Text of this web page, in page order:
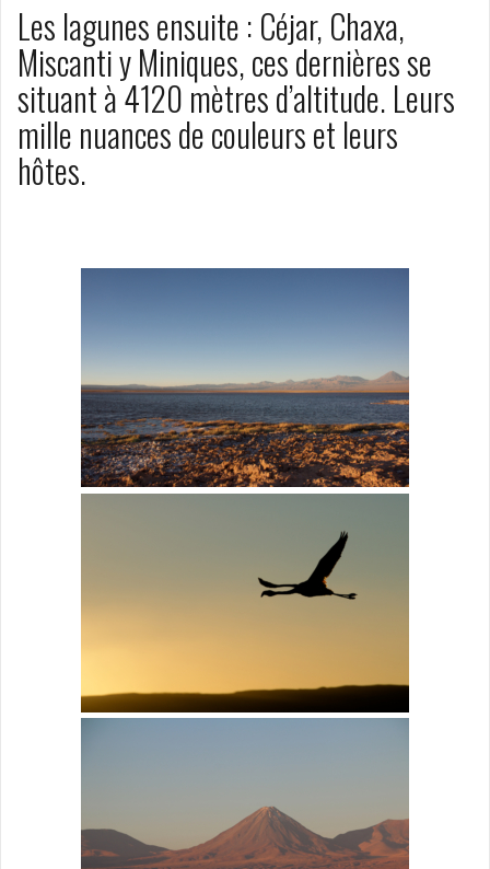
Les lagunes ensuite : Céjar, Chaxa,
Miscanti y Miniques, ces dernières se
situant à 4120 mètres d’altitude. Leurs
mille nuances de couleurs et leurs
hôtes.